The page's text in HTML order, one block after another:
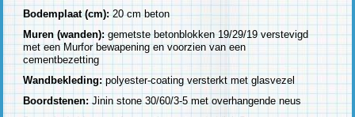
Bodemplaat (cm):20 cm beton
Muren (wanden):gemetste betonblokken 19/29/19 verstevigd
met een Murfor bewapening en voorzien van een
cementbezetting
Wandbekleding:polyester-coating versterkt met glasvezel
Boordstenen: Jinin stone 30/60/3-5 met overhangende neus